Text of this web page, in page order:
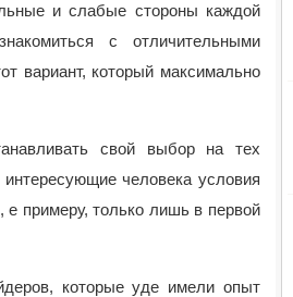
и слабые стороны каждой
с отличительными
вариант, который максимально
свой выбор на тех
человека условия
е примеру, только лишь в первой
которые уде имели опыт